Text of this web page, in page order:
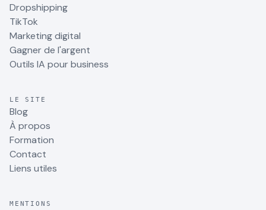
Dropshipping
TikTok
Marketing digital
Gagner de l'argent
Outils IA pour business
LE SITE
Blog
À propos
Formation
Contact
Liens utiles
MENTIONS